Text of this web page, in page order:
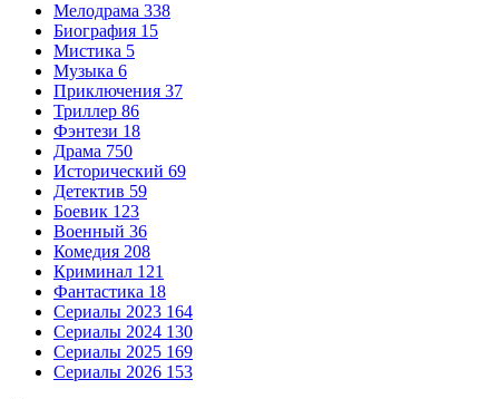
Мелодрама 338
Биография 15
Мистика 5
Музыка 6
Приключения 37
Триллер 86
Фэнтези 18
Драма 750
Исторический 69
Детектив 59
Боевик 123
Военный 36
Комедия 208
Криминал 121
Фантастика 18
Сериалы 2023 164
Сериалы 2024 130
Сериалы 2025 169
Сериалы 2026 153